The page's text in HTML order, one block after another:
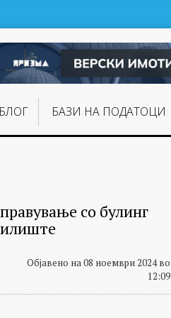
БЛОГ БАЗИ НА ПОДАТОЦИ
со булинг
Објавено на 08 ноември 2024 во
12:09